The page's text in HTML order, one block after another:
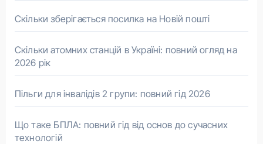
Скільки зберігається посилка на Новій пошті
Скільки атомних станцій в Україні: повний огляд на
2026 рік
Пільги для інвалідів 2 групи: повний гід 2026
Що таке БПЛА: повний гід від основ до сучасних
технологій